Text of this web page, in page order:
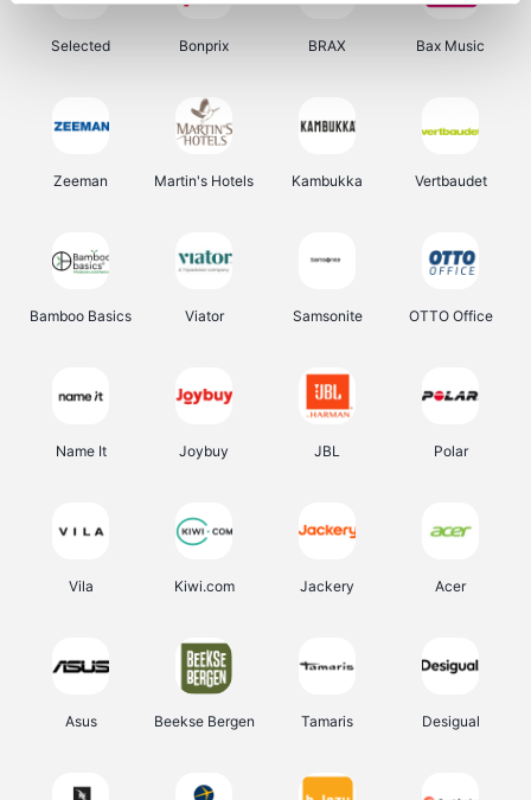
Selected Bonprix BRAX Bax Music
Zeeman Martin's Hotels Kambukka Vertbaudet
Bamboo Basics Viator Samsonite OTTO Office
Name It Joybuy JBL Polar
Vila Kiwi.com Jackery Acer
Asus Beekse Bergen Tamaris Desigual